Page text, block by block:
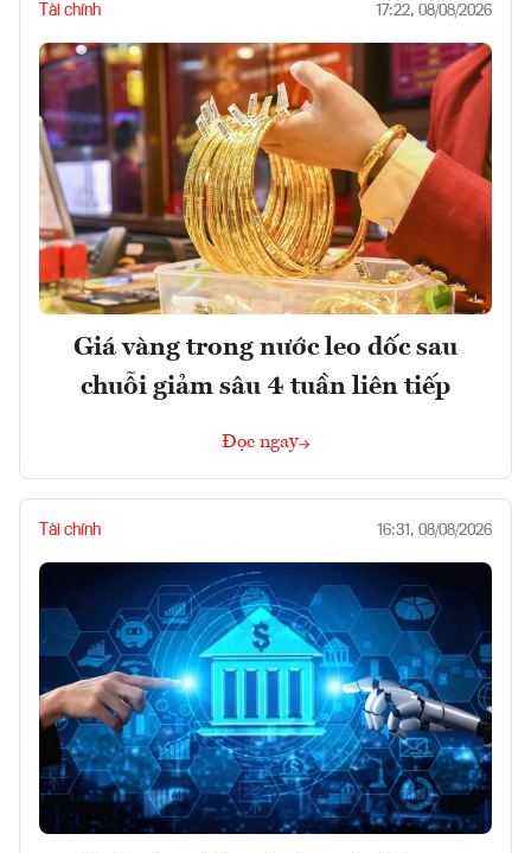
Tài chính 17:22, 08/08/2026
Giá vàng trong nước leo dốc sau
chuỗi giảm sâu 4 tuần liên tiếp
Đọc ngay
Tài chính 16:31, 08/08/2026